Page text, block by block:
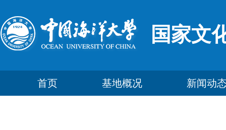
国家文
首页 基地概况 新闻动